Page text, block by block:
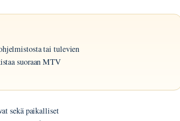
tai tulevien
suoraan MTV
sekä paikalliset